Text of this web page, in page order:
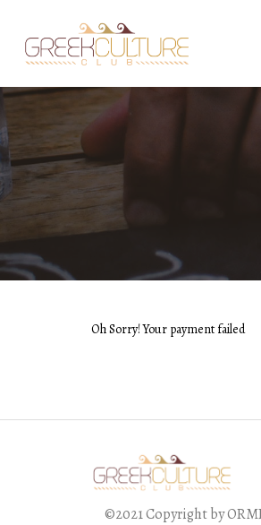
Oh Sorry! Your payment failed
©2021 Copyright by